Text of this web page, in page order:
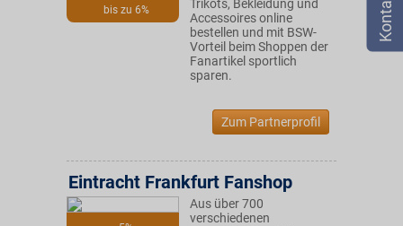
bis zu 6%
Trikots, Bekleidung und
Accessoires online
bestellen und mit BSW-
Vorteil beim Shoppen der
Fanartikel sportlich
sparen.
Zum Partnerprofil
Eintracht Frankfurt Fanshop
Aus über 700
verschiedenen